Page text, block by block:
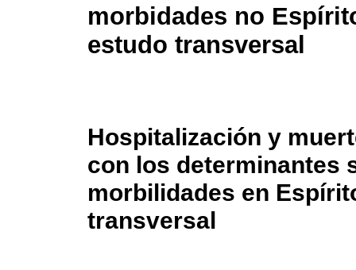
morbidades no
estudo transversal
Hospitalización y
con los determinantes
morbilidades en
transversal